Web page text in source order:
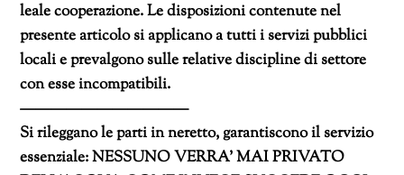
leale cooperazione. Le disposizioni contenute nel
presente articolo si applicano a tutti i servizi pubblici
locali e prevalgono sulle relative discipline di settore
con esse incompatibili.
———————————
Si rileggano le parti in neretto, garantiscono il servizio
essenziale: NESSUNO VERRA’ MAI PRIVATO